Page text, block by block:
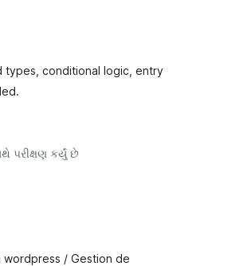
types, conditional logic, entry
પરીક્ષણ કર્યું છે
/ Gestion de